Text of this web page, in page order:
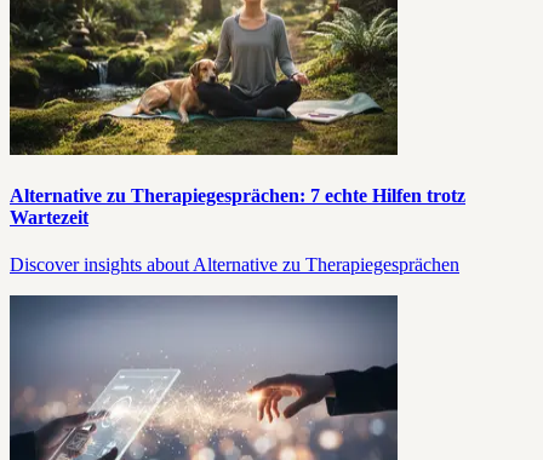
Alternative zu Therapiegesprächen: 7 echte Hilfen trotz
Wartezeit
Discover insights about Alternative zu Therapiegesprächen